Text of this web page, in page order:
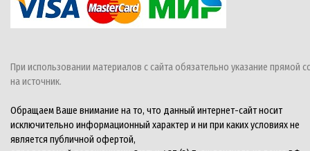
При использовании материалов с сайта обязательно указание прямой
на источник.
Обращаем Ваше внимание на то, что данный интернет-сайт носит
исключительно информационный характер и ни при каких условиях не
является публичной офертой,